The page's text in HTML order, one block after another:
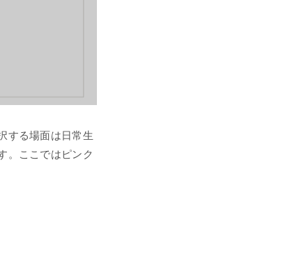
する場面は日常生
。ここではピンク